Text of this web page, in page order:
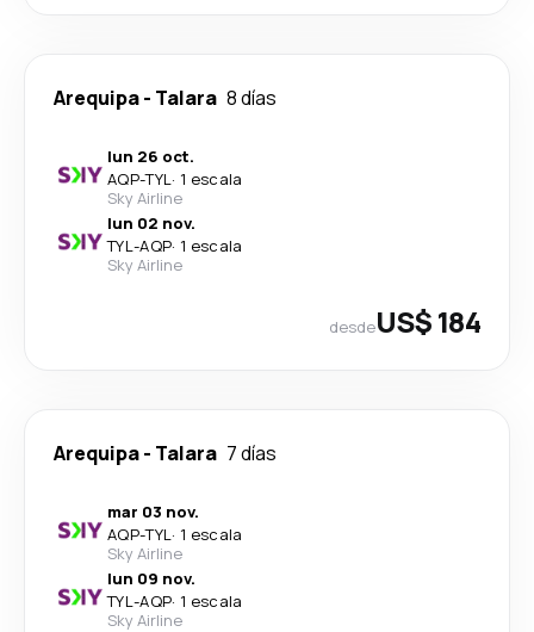
Arequipa- Talara 8 días
lun 26 oct.
AQP-TYL· 1 escala
Sky Airline
lun 02 nov.
TYL-AQP· 1 escala
Sky Airline
desdeUS$ 184
Arequipa- Talara 7 días
mar 03 nov.
AQP-TYL· 1 escala
Sky Airline
lun 09 nov.
TYL-AQP· 1 escala
Sky Airline